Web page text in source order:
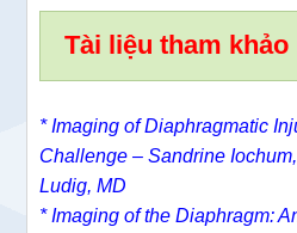
Tài liệu tham khảo
* Imaging of Diaphragmatic
Challenge –Sandrine
Ludig, MD
*Imaging of the Diaphragm: